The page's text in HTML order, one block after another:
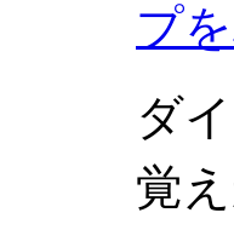
プ
ダ
覚